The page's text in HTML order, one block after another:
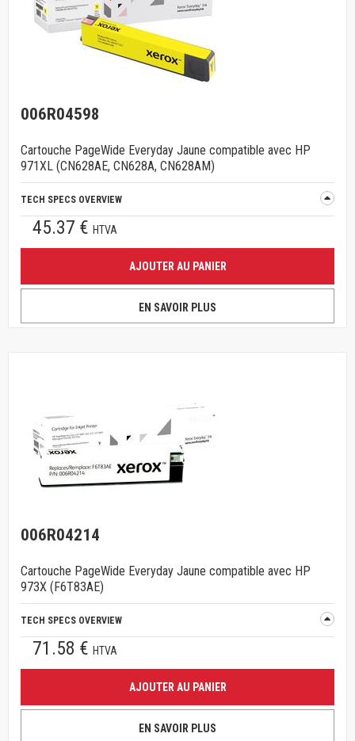
006R04598
Cartouche PageWide Everyday Jaune compatible avec HP
971XL (CN628AE, CN628A, CN628AM)
TECH SPECS OVERVIEW
45.37 € HTVA
AJOUTER AU PANIER
EN SAVOIR PLUS
006R04214
Cartouche PageWide Everyday Jaune compatible avec HP
973X (F6T83AE)
TECH SPECS OVERVIEW
71.58 € HTVA
AJOUTER AU PANIER
EN SAVOIR PLUS